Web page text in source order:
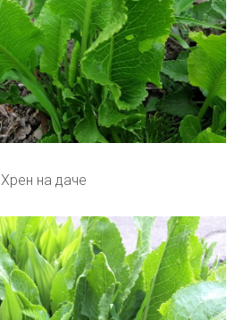
Хрен на даче